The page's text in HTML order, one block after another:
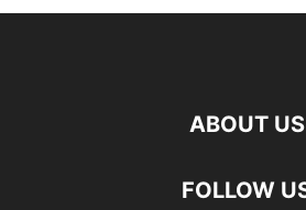
ABOUT US
FOLLOW